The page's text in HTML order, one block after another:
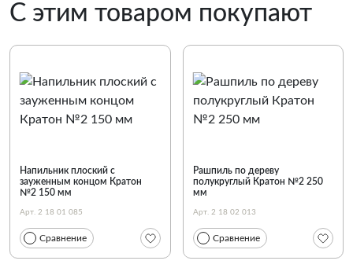
С этим товаром покупают
Напильник плоский с
зауженным концом Кратон
№2 150 мм
Арт. 2 18 01 085
Сравнение
Рашпиль по дереву
полукруглый Кратон №2 250
мм
Арт. 2 18 02 013
Сравнение